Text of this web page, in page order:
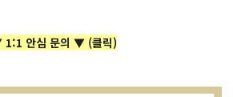
안심 문의 ▼ (클릭)